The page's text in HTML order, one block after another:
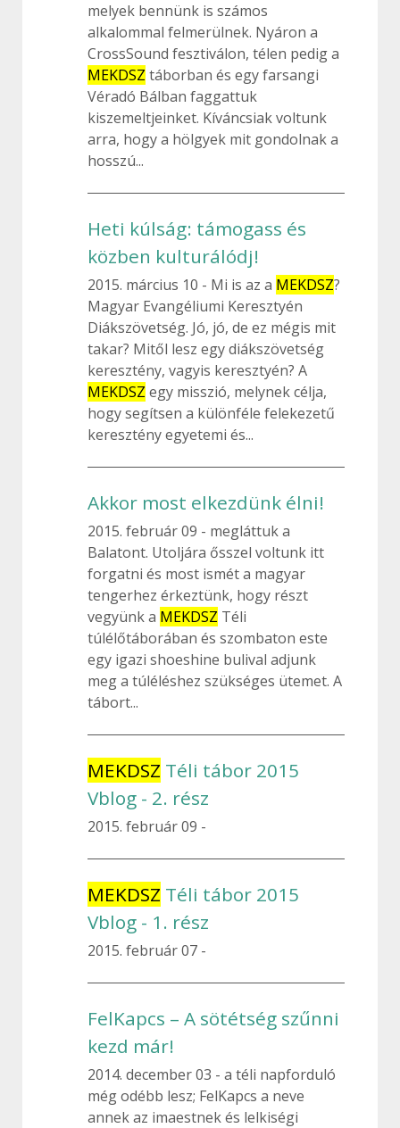
melyek bennünk is számos
alkalommal felmerülnek. Nyáron a
CrossSound fesztiválon, télen pedig a
MEKDSZ táborban és egy farsangi
Véradó Bálban faggattuk
kiszemeltjeinket. Kíváncsiak voltunk
arra, hogy a hölgyek mit gondolnak a
hosszú...
Heti kúlság: támogass és
közben kulturálódj!
2015. március 10 Mi is az a MEKDSZ?
Magyar Evangéliumi Keresztyén
Diákszövetség. Jó, jó, de ez mégis mit
takar? Mitől lesz egy diákszövetség
keresztény, vagyis keresztyén? A
MEKDSZ egy misszió, melynek célja,
hogy segítsen a különféle felekezetű
keresztény egyetemi és...
Akkor most elkezdünk élni!
2015. február 09
megláttuk a
Balatont. Utoljára ősszel voltunk itt
forgatni és most ismét a magyar
tengerhez érkeztünk, hogy részt
vegyünk a MEKDSZ Téli
túlélőtáborában és szombaton este
egy igazi shoeshine bulival adjunk
meg a túléléshez szükséges ütemet. A
tábort...
MEKDSZ Téli tábor 2015
Vblog - 2. rész
2015. február 09
MEKDSZ Téli tábor 2015
Vblog - 1. rész
2015. február 07
FelKapcs – A sötétség szűnni
kezd már!
2014. december 03
a téli napforduló
még odébb lesz; FelKapcs a neve
annek az imaestnek és lelkiségi